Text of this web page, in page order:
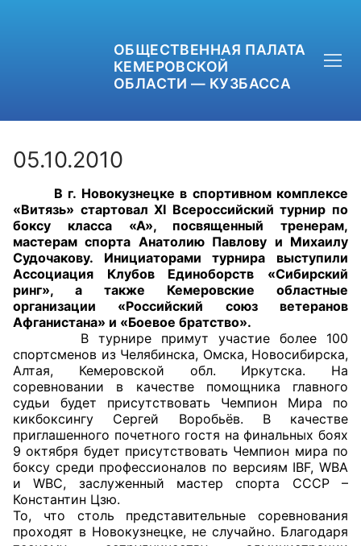
ОБЩЕСТВЕННАЯ ПАЛАТА
КЕМЕРОВСКОЙ
ОБЛАСТИ — КУЗБАССА
+7 (3842) 58-82-40
OPKO42@BK.RU
ОБРАТНАЯ СВЯЗЬ
Главная
Общественные советы
Общественные советы при территориальных
органах федеральных органов
исполнительной власти
Общественные советы по проведению
05.10.2010
В г. Новокузнецке в спортивном комплексе
«Витязь» стартовалXI Всероссийский турнир по
боксу класса «А», посвященный тренерам,
мастерам спорта Анатолию Павлову и Михаилу
Судочакову. Инициаторами турнира выступили
Ассоциация Клубов Единоборств «Сибирский
ринг», а также Кемеровские областные
организации «Российский союз ветеранов
Афганистана» и «Боевое братство».
В турнире примут участие более 100
спортсменов из Челябинска, Омска, Новосибирска,
Алтая, Кемеровской обл. Иркутска. На
соревновании в качестве помощника главного
судьи будет присутствовать Чемпион Мира по
кикбоксингу Сергей Воробьёв. В качестве
приглашенного почетного гостя на финальных боях
9 октября будет присутствовать Чемпион мира по
боксу среди профессионалов по версиям IBF, WBA
и WBC, заслуженный мастер спорта СССР –
Константин Цзю.
То, что столь представительные соревнования
проходят в Новокузнецке, не случайно. Благодаря